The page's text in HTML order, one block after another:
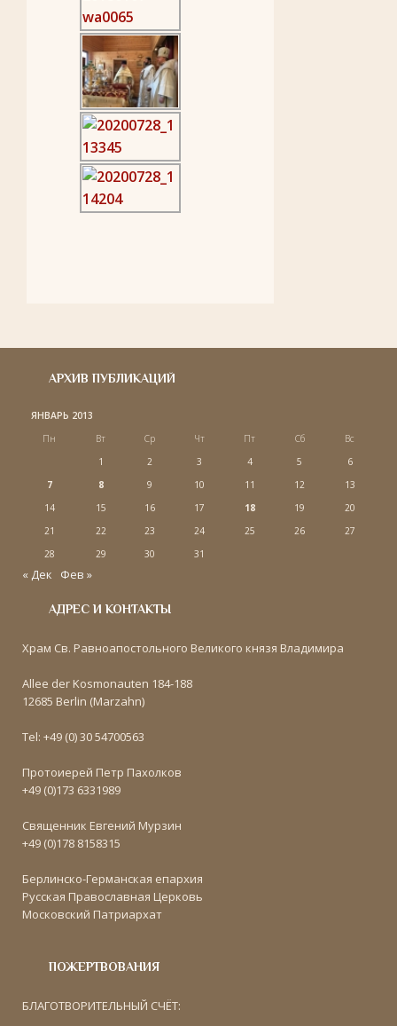
АРХИВ ПУБЛИКАЦИЙ
ЯНВАРЬ 2013
Пн
Вт Ср Чт Пт Сб
Вс
1
2 3 4 5
6
7
8 9 10 11 12
13
14
15 16 17 18 19
20
21
22 23 24 25 26
27
28
29 30 31
« Дек Фев »
АДРЕС И КОНТАКТЫ
Храм Св. Равноапостольного Великого князя Владимира
Allee der Kosmonauten 184-188
12685 Berlin (Marzahn)
Tel: +49 (0) 30 54700563
Протоиерей Петр Пахолков
+49 (0)173 6331989
Священник Евгений Мурзин
+49 (0)178 8158315
Берлинско-Германская епархия
Русская Православная Церковь
Московский Патриархат
ПОЖЕРТВОВАНИЯ
БЛАГОТВОРИТЕЛЬНЫЙ СЧЁТ: